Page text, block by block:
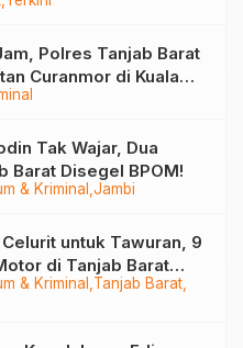
Polres Tanjab Barat
Curanmor di Kuala
& Kriminal Jambi
Tak Wajar, Dua
Barat Disegel BPOM!
& Kriminal Tanjab Barat
untuk Tawuran, 9
di Tanjab Barat